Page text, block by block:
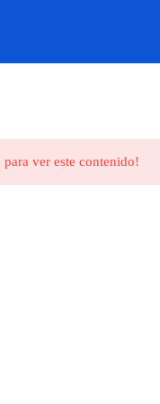
para ver este contenido!